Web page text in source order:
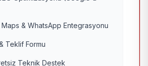
& WhatsApp Entegrasyonu
Teklif Formu
Teknik Destek